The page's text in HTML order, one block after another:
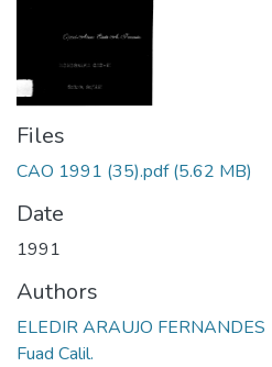
Files
CAO 1991 (35).pdf(5.62 MB)
Date
1991
Authors
ELEDIR ARAUJO FERNANDES
Fuad Calil.